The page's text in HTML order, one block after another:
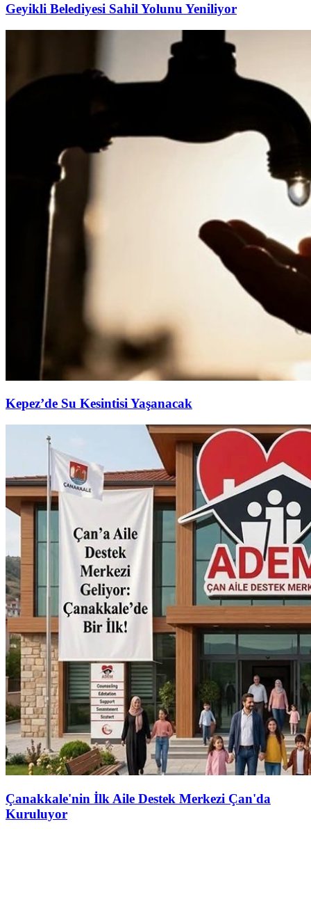
Geyikli Belediyesi Sahil Yolunu Yeniliyor
Kepez’de Su Kesintisi Yaşanacak
Çanakkale'nin İlk Aile Destek Merkezi Çan'da
Kuruluyor